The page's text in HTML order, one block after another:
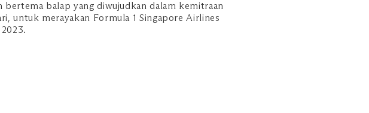
balap yang diwujudkan dalam kemitraan
untuk merayakan Formula 1 Singapore Airlines